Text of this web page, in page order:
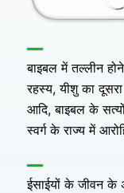
बाइबल में तल्लीन
रहस्य, यीशु का
आदि, बाइबल के
स्वर्ग के राज्य में
ईसाईयों के जीवन के